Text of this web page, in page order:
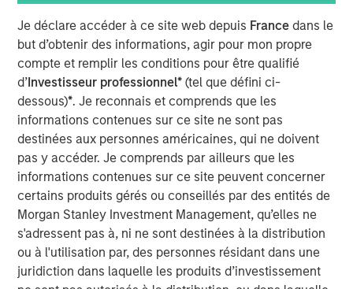
Je déclare accéder à ce site web depuis France dans le
but d’obtenir des informations, agir pour mon propre
compte et remplir les conditions pour être qualifié
d’Investisseur professionnel*(tel que défini ci-
dessous)*. Je reconnais et comprends que les
informations contenues sur ce site ne sont pas
destinées aux personnes américaines, qui ne doivent
pas y accéder. Je comprends par ailleurs que les
informations contenues sur ce site peuvent concerner
certains produits gérés ou conseillés par des entités de
Morgan Stanley Investment Management, qu’elles ne
s'adressent pas à, ni ne sont destinées à la distribution
ou à l'utilisation par, des personnes résidant dans une
juridiction dans laquelle les produits d’investissement
and natural gas producing properties of Templar Energy
LLC and certain affiliates in the Anadarko Basin
(“Templar”). Presidio Petroleum is a leading oil and gas
efficiency company founded to acquire, operate, and
optimize producing oil and natural gas properties in the
Anadarko Basin and other established U.S. onshore
basins. The Company leverages engineering efficiency
and the embedding of technology to improve decision-
making, achieve best-in-class operations, and enhance
free cash flow in an environmentally and socially
responsible manner.
Chris Hammack, Co-Founder and Co-Chief Executive
Officer of Presidio Petroleum, said, “We are pleased to